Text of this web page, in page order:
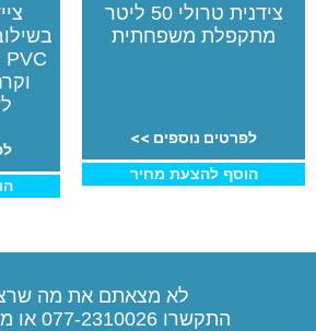
צידנית טרולי 50 ליטר
מתקפלת משפחתית
לפרטים נוספים >>
הוסף להצעת מחיר
לא מצאתם את מה
התקשרו 077-2310026 או